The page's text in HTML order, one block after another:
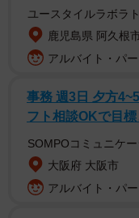
ユースタイルラボラ
鹿児島県 阿久根
アルバイト・パ
事務 週3日 夕方
フト相談OKで目
SOMPOコミュニケ
大阪府 大阪市
アルバイト・パ